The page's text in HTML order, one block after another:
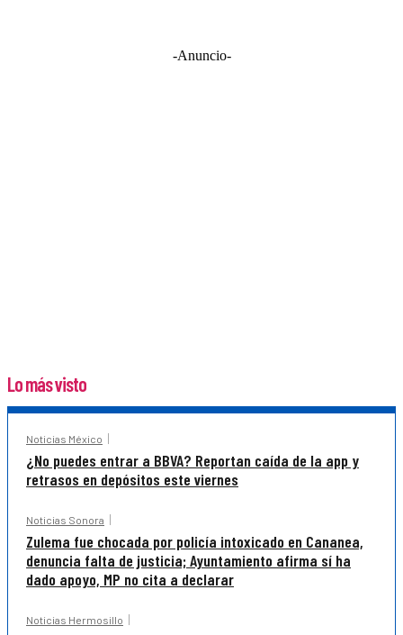
-Anuncio-
Lo más visto
Noticias México
¿No puedes entrar a BBVA? Reportan caída de la app y
retrasos en depósitos este viernes
Noticias Sonora
Zulema fue chocada por policía intoxicado en Cananea,
denuncia falta de justicia; Ayuntamiento afirma sí ha
dado apoyo, MP no cita a declarar
Noticias Hermosillo